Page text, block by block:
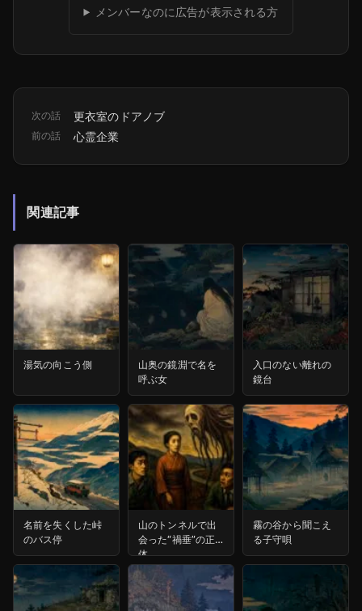
メンバーなのに広告が表示される方
次の話 更衣室のドアノブ
前の話 心霊企業
関連記事
湯気の向こう側
山奥の鏡淵で名を
呼ぶ女
入口のない離れの
鏡台
名前を失くした峠
のバス停
山のトンネルで出
会った“禍垂”の正
体
霧の谷から聞こえ
る子守唄